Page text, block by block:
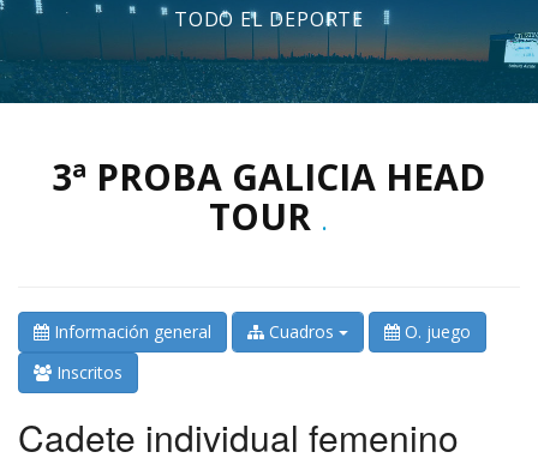
TODO EL DEPORTE
3ª PROBA GALICIA HEAD
TOUR .
Información general Cuadros
O. juego
Inscritos
Cadete individual femenino